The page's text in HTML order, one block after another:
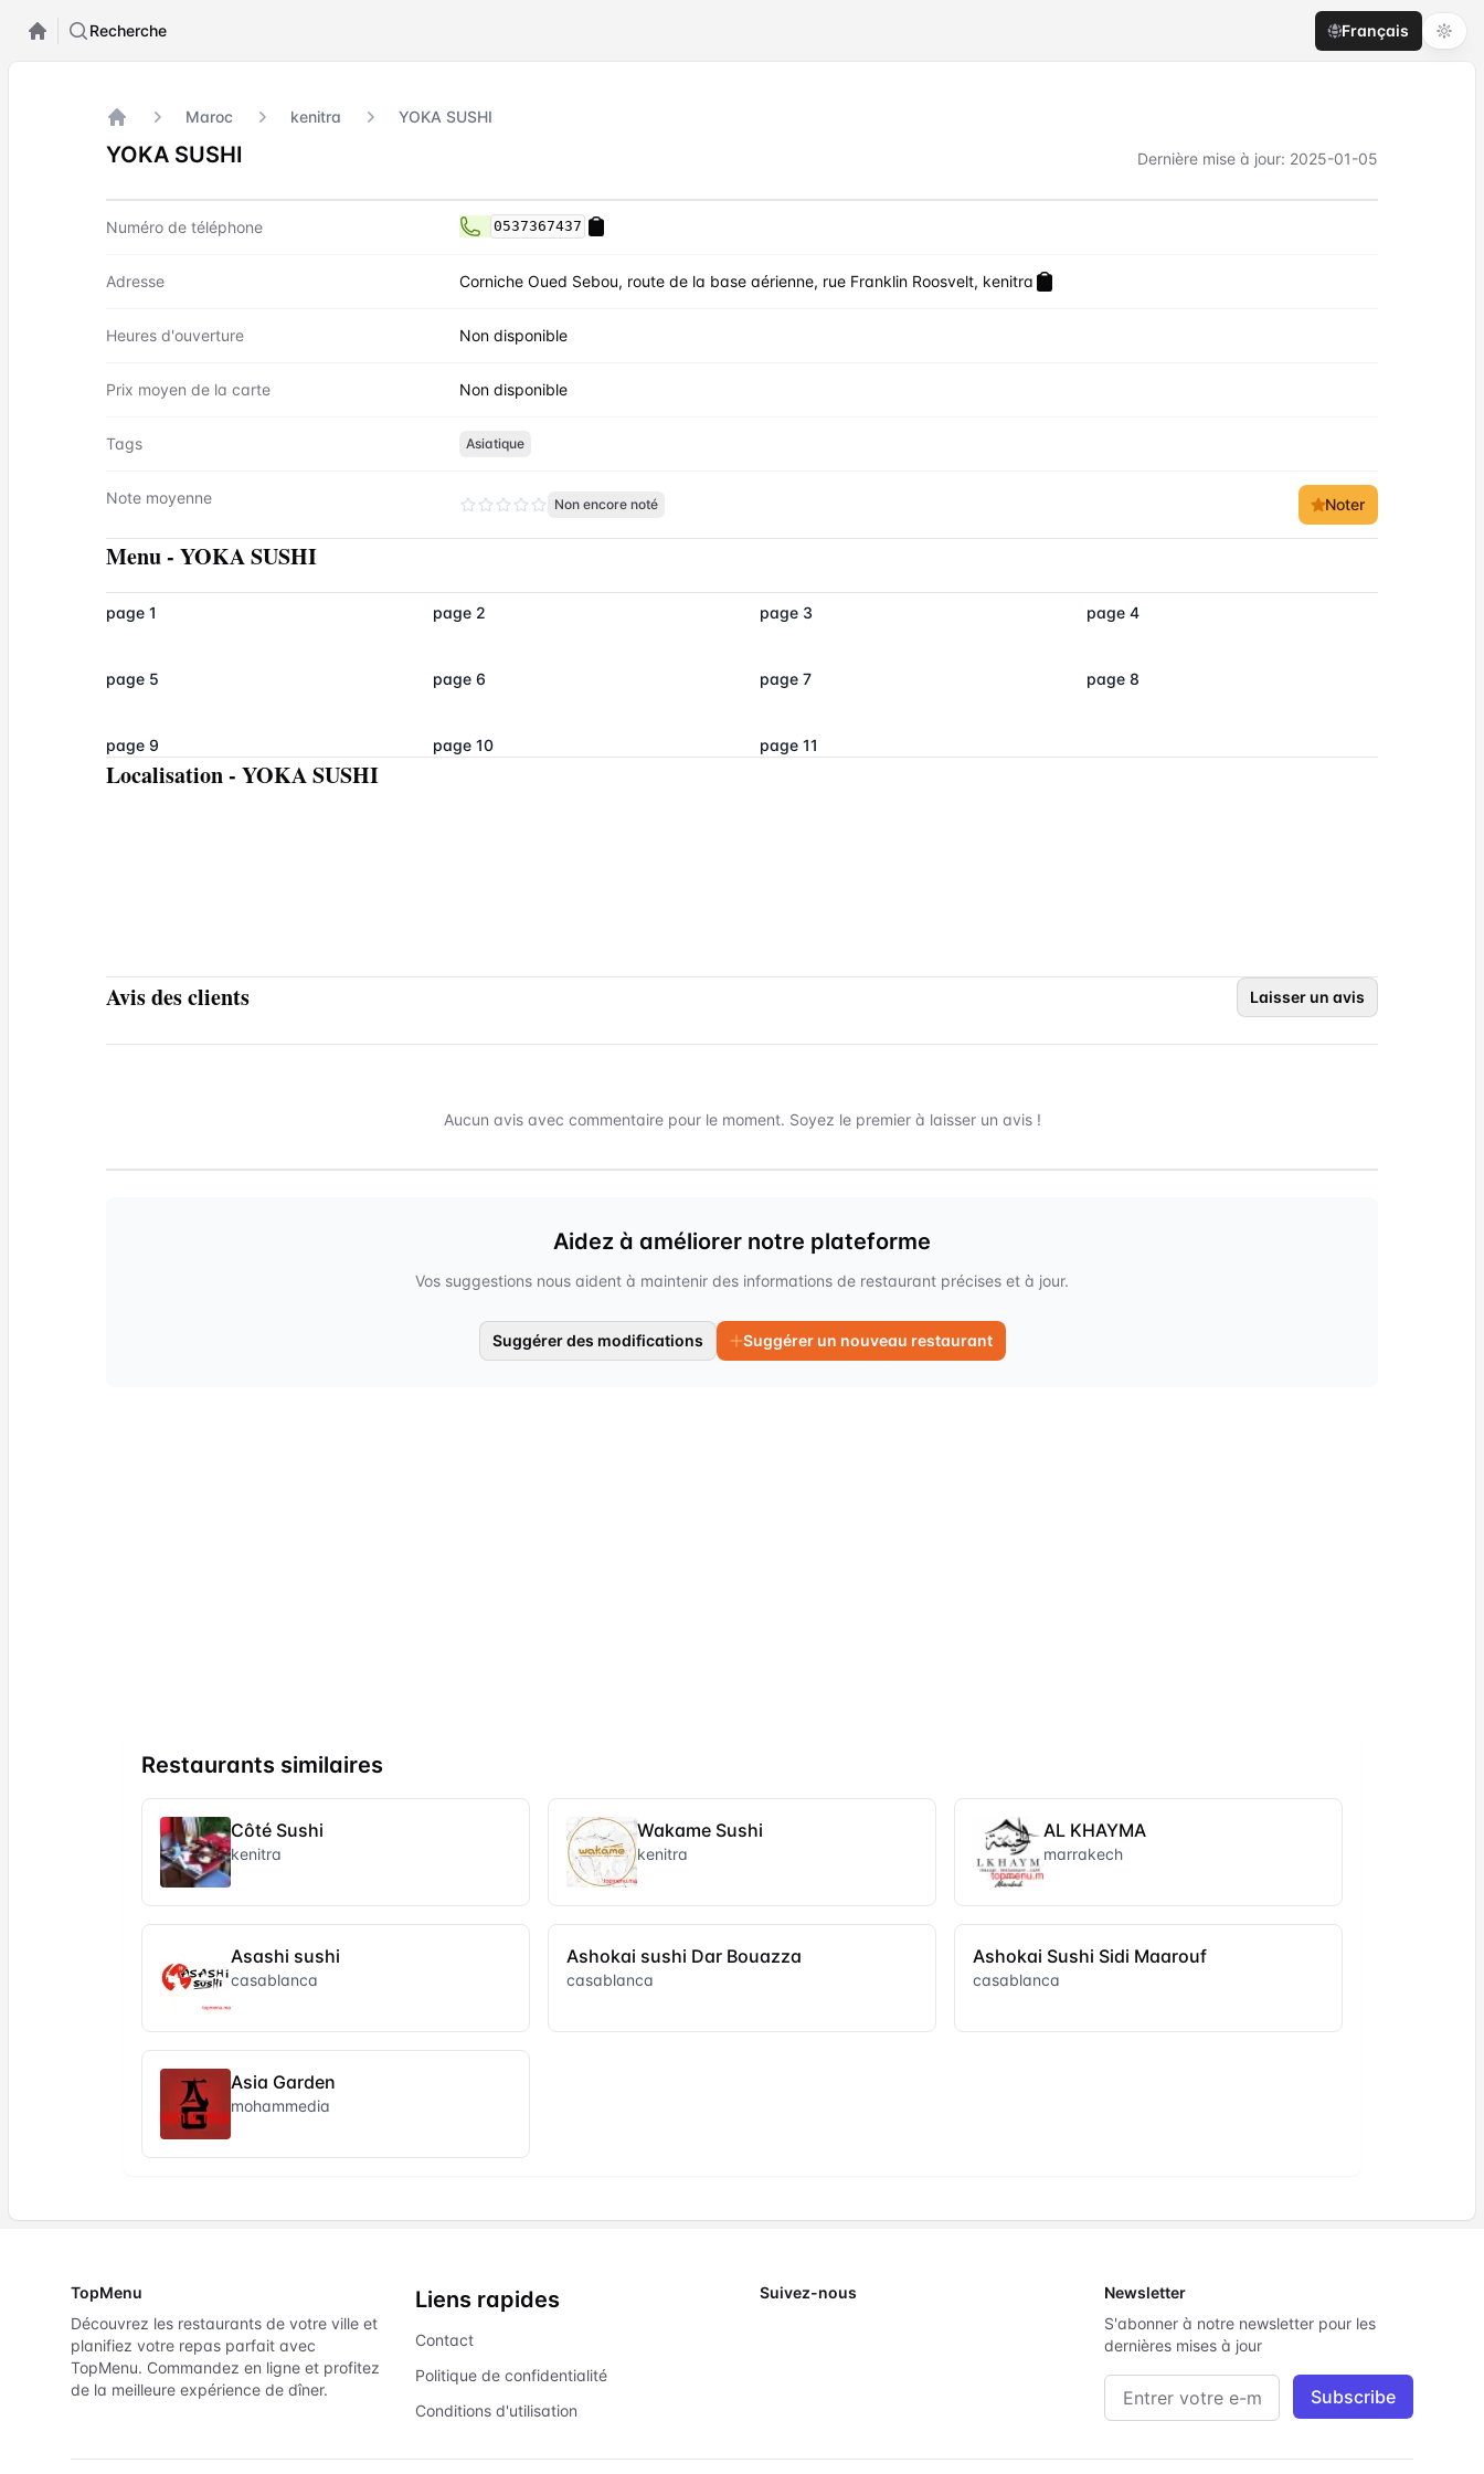
Recherche Français
Accueil
Maroc kenitra YOKA SUSHI
YOKA SUSHI Dernière mise à jour: 2025-01-05
Contact YOKA SUSHI
Numéro de téléphone 0537367437
Adresse Corniche Oued Sebou, route de la base aérienne, rue Franklin Roosvelt, kenitra
Heures d'ouverture Non disponible
Prix moyen de la carte Non disponible
Tags Asiatique
Note moyenne Non encore noté Noter
Menu- YOKA SUSHI
page 1 page 2 page 3 page 4
page 5 page 6 page 7 page 8
page 9 page 10 page 11
Localisation- YOKA SUSHI
Avis des clients Laisser un avis
Aucun avis avec commentaire pour le moment. Soyez le premier à laisser un avis !
Aidez à améliorer notre plateforme
Vos suggestions nous aident à maintenir des informations de restaurant précises et à jour.
Suggérer des modifications Suggérer un nouveau restaurant
Restaurants similaires
Côté Sushi
kenitra
Wakame Sushi
kenitra
AL KHAYMA
marrakech
Asashi sushi
casablanca
Ashokai sushi Dar Bouazza
casablanca
Ashokai Sushi Sidi Maarouf
casablanca
Asia Garden
mohammedia
TopMenu
Découvrez les restaurants de votre ville et
planifiez votre repas parfait avec
TopMenu. Commandez en ligne et profitez
de la meilleure expérience de dîner.
Liens rapides
Contact
Politique de confidentialité
Conditions d'utilisation
Suivez-nous
Newsletter
S'abonner à notre newsletter pour les
dernières mises à jour
Adresse e-mail Subscribe